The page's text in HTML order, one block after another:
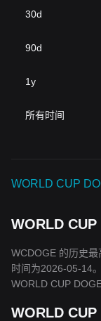
30d
90d
1y
所有时间
WORLD CUP
WORLD CUP
WCDOGE 的历史
时间为2026-05-14
WORLD CUP
WORLD CUP